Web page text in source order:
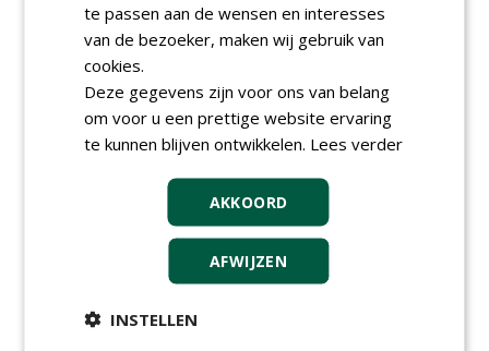
Groeiplaats specialist bij
Boomtotaalzorg32-40 uur
Boominspecteur bij
Boomtotaalzorg24-40 uur
30-07-2026, Schalkwijk
Projectleider (HBO - 40 uur)
bij Weijtmans
22-07-2026, Udenhout
Rayon- account manager
Nederland; regio Noord &
18-06-2026, Noord & regio Zuid
te passen aan de wensen en interesses
van de bezoeker, maken wij gebruik van
cookies.
Deze gegevens zijn voor ons van belang
om voor u een prettige website ervaring
te kunnen blijven ontwikkelen. Lees verder
AKKOORD
AFWIJZEN
INSTELLEN